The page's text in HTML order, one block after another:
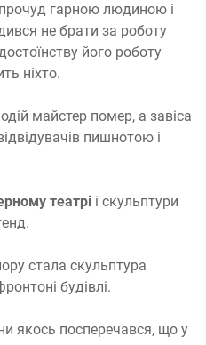
гарною людиною і
не брати за роботу
його роботу
ніхто.
майстер помер, а завіса
пишнотою і
театрі і скульптури
стала скульптура
будівлі.
якось посперечався, що у